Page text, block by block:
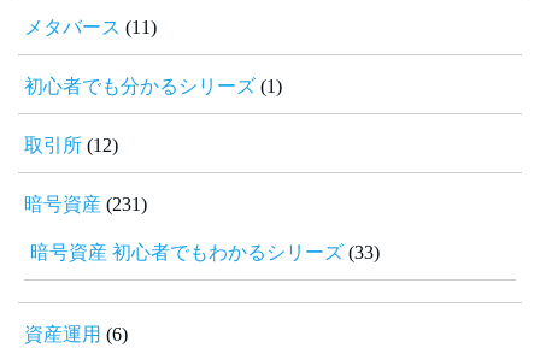
メタバース (11)
初心者でも分かるシリーズ (1)
取引所 (12)
暗号資産 (231)
暗号資産 初心者でもわかるシリーズ (33)
資産運用 (6)